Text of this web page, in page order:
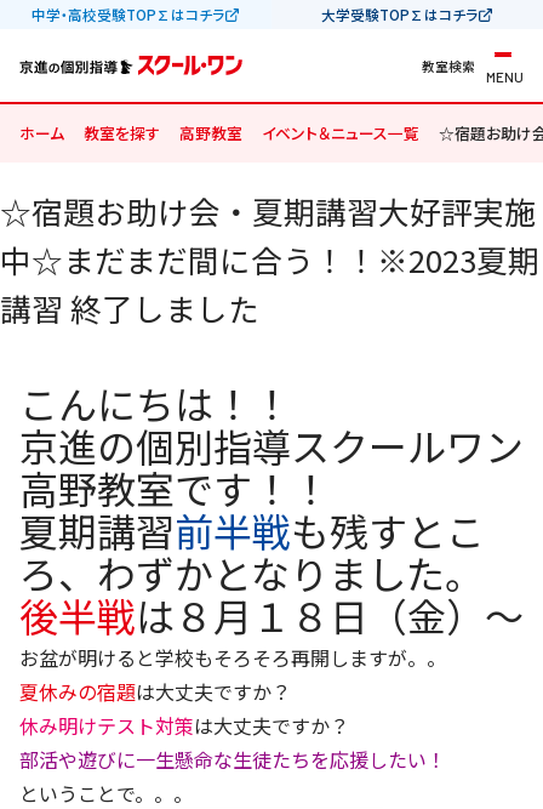
中学・高校受験TOP∑はコチラ 大学受験TOP∑はコチラ
教室検索
MENU
ホーム 教室を探す 高野教室 イベント＆ニュース一覧 ☆宿題お助け
☆宿題お助け会・夏期講習大好評実施
中☆まだまだ間に合う！！※2023夏期
講習 終了しました
こんにちは！！
京進の個別指導スクールワン
高野教室です！！
夏期講習前半戦も残すとこ
ろ、わずかとなりました。
後半戦は８月１８日（金）～
お盆が明けると学校もそろそろ再開しますが。。
夏休みの宿題は大丈夫ですか？
休み明けテスト対策は大丈夫ですか？
部活や遊びに一生懸命な生徒たちを応援したい！
ということで。。。